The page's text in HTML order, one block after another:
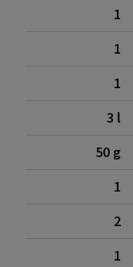
1
1
1
3 l
50 g
1
2
1